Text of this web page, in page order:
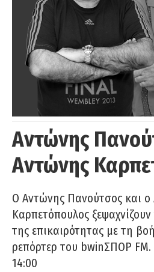
Αντώνης
Αντώνης
Ο Αντώνης Πανούτσος και ο
Καρπετόπουλος
της επικαιρότητας με τη
ρεπόρτερ του bwinΣΠΟΡ
14:00